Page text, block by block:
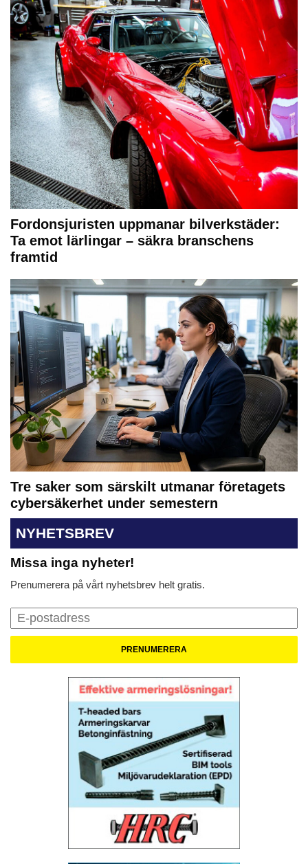
Fordonsjuristen uppmanar bilverkstäder:
Ta emot lärlingar – säkra branschens
framtid
Tre saker som särskilt utmanar företagets
cybersäkerhet under semestern
NYHETSBREV
Missa inga nyheter!
Prenumerera på vårt nyhetsbrev helt gratis.